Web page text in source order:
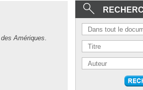
Amériques.